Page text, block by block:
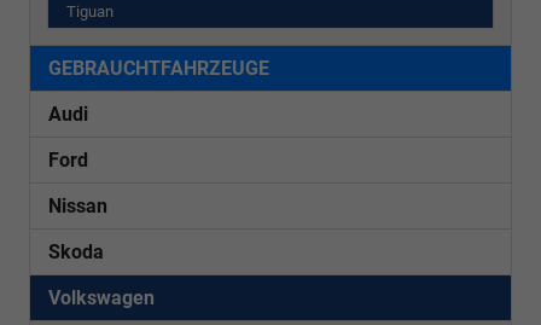
Tiguan
GEBRAUCHTFAHRZEUGE
Audi
Ford
Nissan
Skoda
Volkswagen